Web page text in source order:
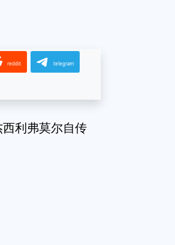
reddit telegram
利弗莫尔自传